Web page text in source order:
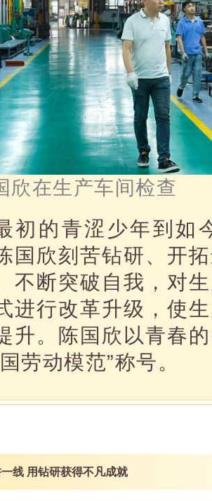
欣在生产车间检查
初的青涩少年到如
国欣刻苦钻研、开
不断突破自我，对
进行改革升级，使
升。陈国欣以青春
劳动模范”称号。
线 用钻研获得不凡成就